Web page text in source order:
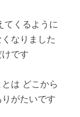
てくるように
なりました
です
は どこから
がたいです